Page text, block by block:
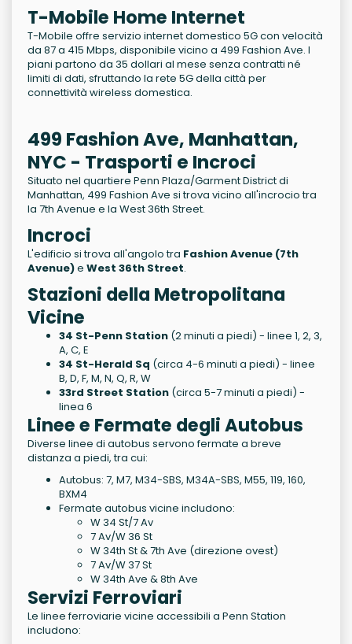
T-Mobile Home Internet
T-Mobile offre servizio internet domestico 5G con velocità
da 87 a 415 Mbps, disponibile vicino a 499 Fashion Ave. I
piani partono da 35 dollari al mese senza contratti né
limiti di dati, sfruttando la rete 5G della città per
connettività wireless domestica.
499 Fashion Ave, Manhattan,
NYC - Trasporti e Incroci
Situato nel quartiere Penn Plaza/Garment District di
Manhattan, 499 Fashion Ave si trova vicino all'incrocio tra
la 7th Avenue e la West 36th Street.
Incroci
L'edificio si trova all'angolo tra Fashion Avenue (7th
Avenue)e West 36th Street.
Stazioni della Metropolitana
Vicine
34 St-Penn Station (2 minuti a piedi) - linee 1, 2, 3,
A, C, E
34 St-Herald Sq (circa 4-6 minuti a piedi) - linee
B, D, F, M, N, Q, R, W
33rd Street Station (circa 5-7 minuti a piedi) -
linea 6
Linee e Fermate degli Autobus
Diverse linee di autobus servono fermate a breve
distanza a piedi, tra cui:
Autobus: 7, M7, M34-SBS, M34A-SBS, M55, 119, 160,
BXM4
Fermate autobus vicine includono:
W 34 St/7 Av
7 Av/W 36 St
W 34th St & 7th Ave (direzione ovest)
7 Av/W 37 St
W 34th Ave & 8th Ave
Servizi Ferroviari
Le linee ferroviarie vicine accessibili a Penn Station
includono: